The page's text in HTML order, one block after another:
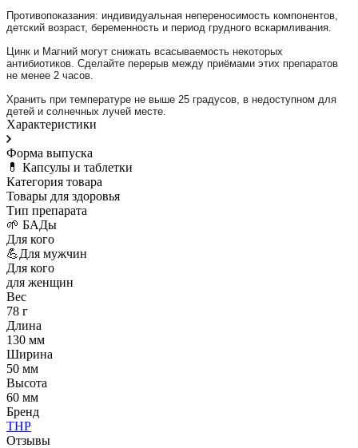
Противопоказания: индивидуальная непереносимость компонентов,
детский возраст, беременность и период грудного вскармливания.
Цинк и Магний могут снижать всасываемость некоторых
антибиотиков. Сделайте перерыв между приёмами этих препаратов
не менее 2 часов.
Хранить при температуре не выше 25 градусов, в недоступном для
детей и солнечных лучей месте.
Характеристики
Форма выпуска
💊 Капсулы и таблетки
Категория товара
Товары для здоровья
Тип препарата
🌱 БАДы
Для кого
💪Для мужчин
Для кого
для женщин
Вес
78 г
Длина
130 мм
Ширина
50 мм
Высота
60 мм
Бренд
THP
Отзывы